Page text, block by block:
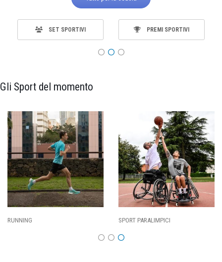
SET SPORTIVI PREMI SPORTIVI
Gli Sport del momento
SPORT PARALIMPICI